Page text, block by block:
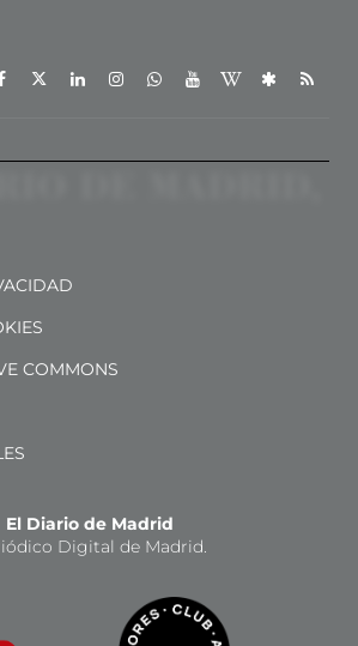
COMMONS
El Diario de Madrid
Digital de Madrid.